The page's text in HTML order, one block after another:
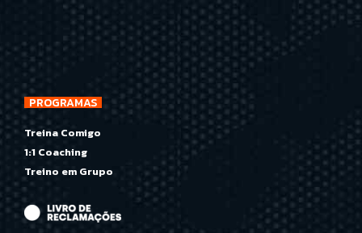
PROGRAMAS
Treina Comigo
1:1 Coaching
Treino em Grupo